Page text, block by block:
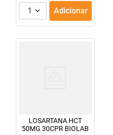
1 Adicionar
LOSARTANA HCT
50MG 30CPR BIOLAB